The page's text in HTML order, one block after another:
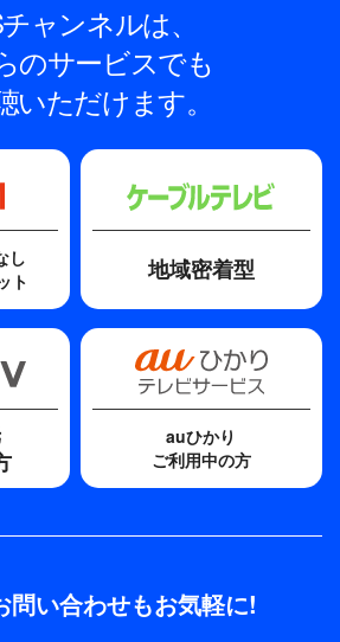
ャンネルは、
のサービスでも
いただけます。
し
ト
地域密着型
auひかり
ご利用中の方
問い合わせもお気軽に!